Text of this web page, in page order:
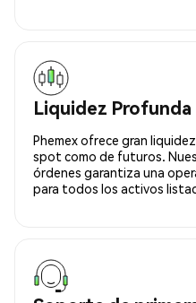
Liquidez Profunda
Phemex ofrece gran
spot como de futuros.
órdenes garantiza una
para todos los activos